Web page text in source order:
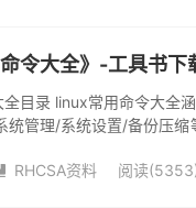
令大全》-工具书
目录 linux常用命令大全
统管理/系统设置/备份压
RHCSA资料 阅读